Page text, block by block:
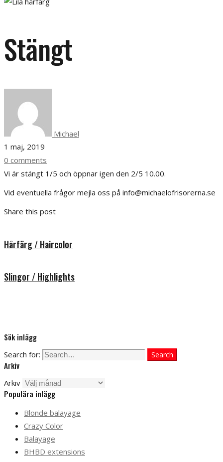
Stängt
Michael
1 maj, 2019
0 comments
Vi är stängt 1/5 och öppnar igen den 2/5 10.00.
Vid eventuella frågor mejla oss på info@michaelofrisorerna.se
Share this post
Hårfärg / Haircolor
Slingor / Highlights
Sök inlägg
Search for: Search
Arkiv
Arkiv
Populära inlägg
Blonde balayage
Crazy Color
Balayage
BHBD extensions